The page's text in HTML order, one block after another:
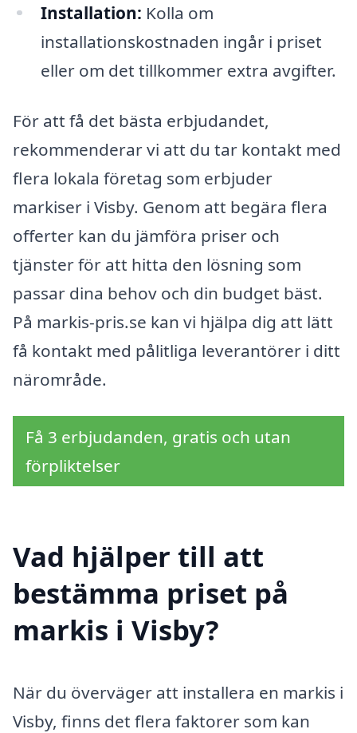
Installation: Kolla om
installationskostnaden ingår i priset
eller om det tillkommer extra avgifter.
För att få det bästa erbjudandet,
rekommenderar vi att du tar kontakt med
flera lokala företag som erbjuder
markiser i Visby. Genom att begära flera
offerter kan du jämföra priser och
tjänster för att hitta den lösning som
passar dina behov och din budget bäst.
På markis-pris.se kan vi hjälpa dig att lätt
få kontakt med pålitliga leverantörer i ditt
närområde.
Få 3 erbjudanden, gratis och utan
förpliktelser
Vad hjälper till att
bestämma priset på
markis i Visby?
När du överväger att installera en markis i
Visby, finns det flera faktorer som kan